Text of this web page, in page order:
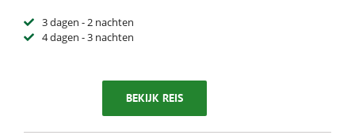
3 dagen - 2 nachten
4 dagen - 3 nachten
BEKIJK REIS